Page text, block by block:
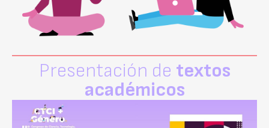
Presentación de textos
académicos